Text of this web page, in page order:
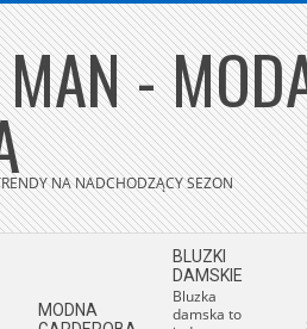
-
NA NADCHODZĄCY SEZON
MODNA
BLUZKI
DAMSKIE
Bluzka
damska to